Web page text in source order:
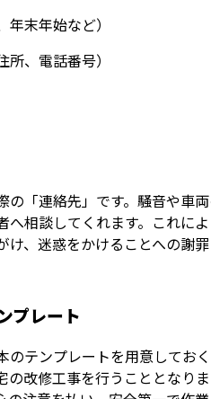
末年始など）
、電話番号）
の「連絡先」です。騒音や車
へ相談してくれます。これに
け、迷惑をかけることへの謝
プレート
のテンプレートを用意してお
の改修工事を行うこととなり